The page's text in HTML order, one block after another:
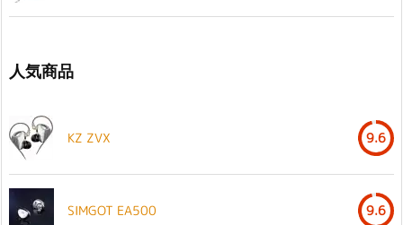
人気商品
KZ ZVX 9.6
SIMGOT EA500 9.6